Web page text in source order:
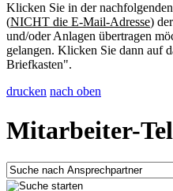
Klicken Sie in der
(NICHT die E-Mail-Adresse)
und/oder Anlagen übertragen
gelangen. Klicken Sie dann auf
Briefkasten".
drucken nach oben
Mitarbeiter-